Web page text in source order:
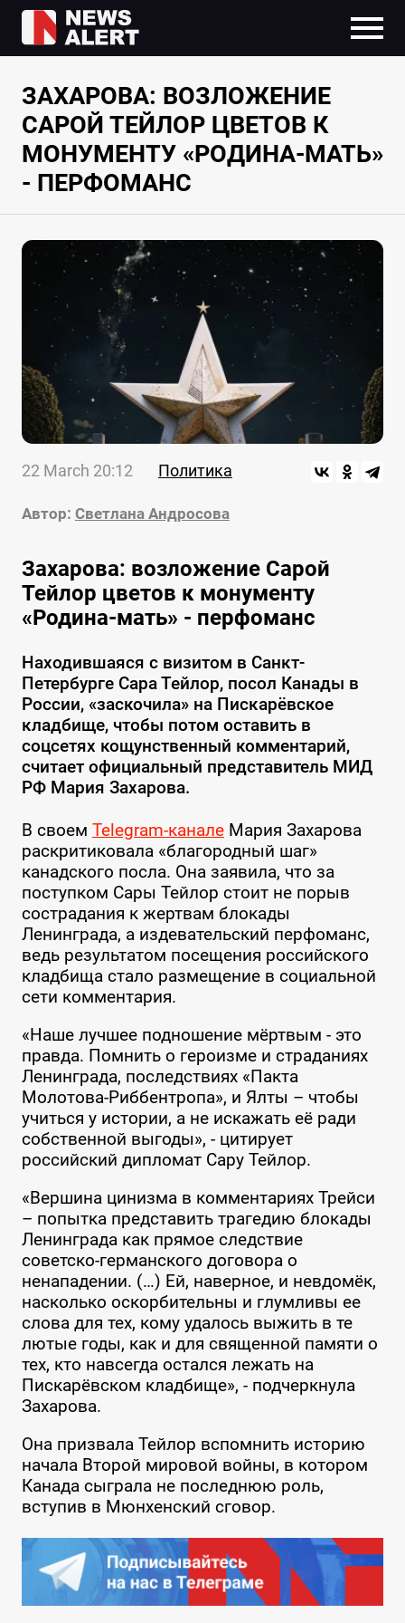
ЗАХАРОВА: ВОЗЛОЖЕНИЕ
САРОЙ ТЕЙЛОР ЦВЕТОВ К
МОНУМЕНТУ «РОДИНА-МАТЬ»
- ПЕРФОМАНС
22 March 20:12 Политика
Автор: Светлана Андросова
Захарова: возложение Сарой
Тейлор цветов к монументу
«Родина-мать» - перфоманс
Находившаяся с визитом в Санкт-
Петербурге Сара Тейлор, посол Канады в
России, «заскочила» на Пискарёвское
кладбище, чтобы потом оставить в
соцсетях кощунственный комментарий,
считает официальный представитель МИД
РФ Мария Захарова.
В своем Telegram-каналеМария Захарова
раскритиковала «благородный шаг»
канадского посла. Она заявила, что за
поступком Сары Тейлор стоит не порыв
сострадания к жертвам блокады
Ленинграда, а издевательский перфоманс,
ведь результатом посещения российского
кладбища стало размещение в социальной
сети комментария.
«Наше лучшее подношение мёртвым - это
правда. Помнить о героизме и страданиях
Ленинграда, последствиях «Пакта
Молотова-Риббентропа», и Ялты – чтобы
учиться у истории, а не искажать её ради
собственной выгоды», - цитирует
российский дипломат Сару Тейлор.
«Вершина цинизма в комментариях Трейси
– попытка представить трагедию блокады
Ленинграда как прямое следствие
советско-германского договора о
ненападении. (…) Ей, наверное, и невдомёк,
насколько оскорбительны и глумливы ее
слова для тех, кому удалось выжить в те
лютые годы, как и для священной памяти о
тех, кто навсегда остался лежать на
Пискарёвском кладбище», - подчеркнула
Захарова.
Она призвала Тейлор вспомнить историю
начала Второй мировой войны, в котором
Канада сыграла не последнюю роль,
вступив в Мюнхенский сговор.